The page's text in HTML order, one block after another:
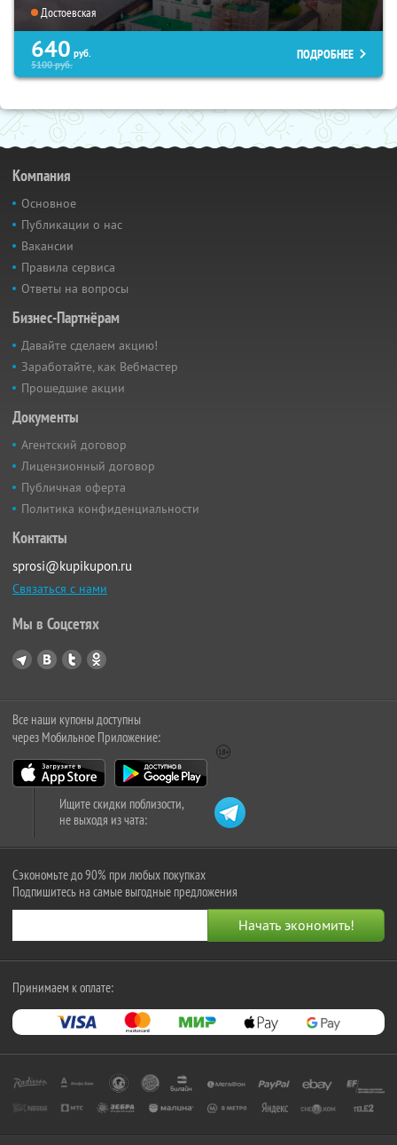
Достоевская
640 руб.
5100руб.
ПОДРОБНЕЕ
Компания
Основное
Публикации о нас
Вакансии
Правила сервиса
Ответы на вопросы
Бизнес-Партнёрам
Давайте сделаем акцию!
Заработайте, как Вебмастер
Прошедшие акции
Документы
Агентский договор
Лицензионный договор
Публичная оферта
Политика конфиденциальности
Контакты
sprosi@kupikupon.ru
Связаться с нами
Мы в Соцсетях
Все наши купоны доступны
через Мобильное Приложение:
Ищите скидки поблизости,
не выходя из чата:
Сэкономьте до 90% при любых покупках
Подпишитесь на самые выгодные предложения
Принимаем к оплате: